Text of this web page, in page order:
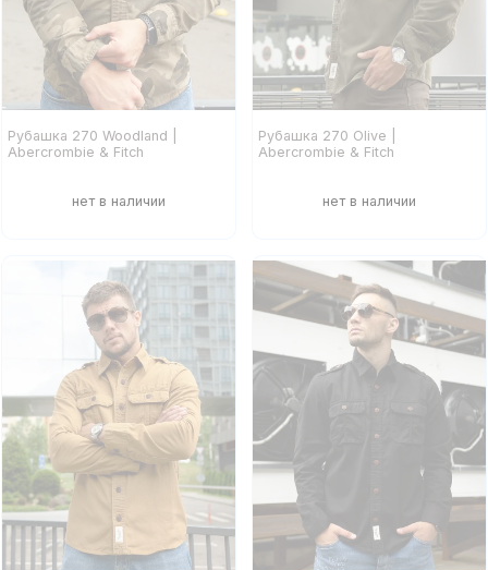
Рубашка 270 Woodland |
Abercrombie & Fitch
Рубашка 270 Olive |
Abercrombie & Fitch